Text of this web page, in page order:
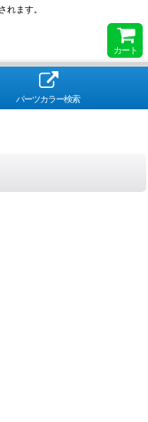
れます。
カート
パーツカラー検索